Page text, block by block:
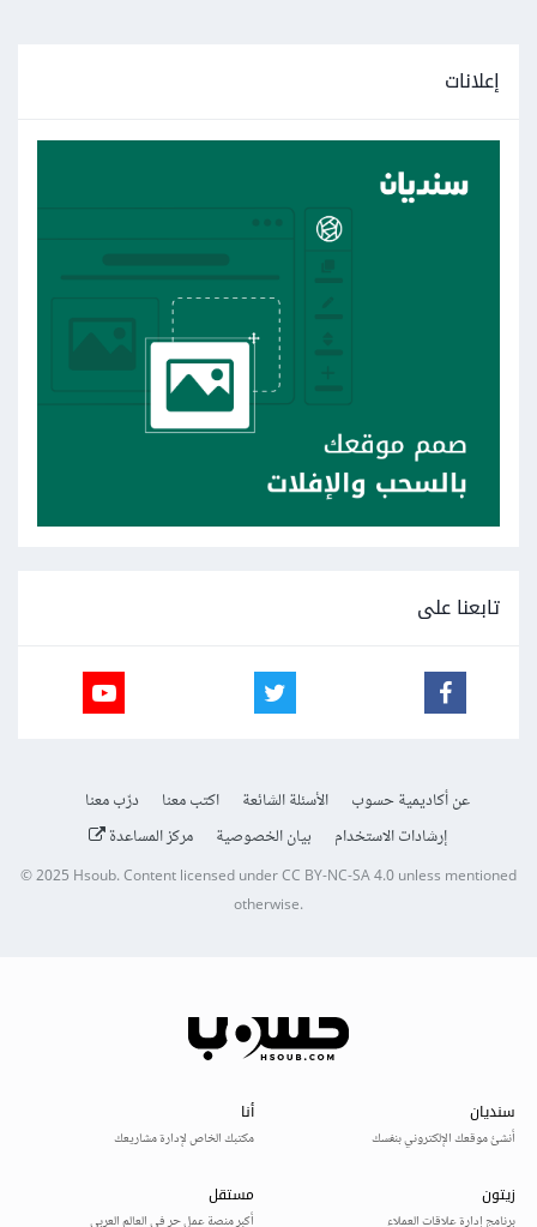
إعلانات
تابعنا على
عن أكاديمية حسوب الأسئلة الشائعة اكتب معنا
درّب معنا
إرشادات الاستخدام
بيان الخصوصية مركز المساعدة
© 2025Hsoub.Content licensed underCC BY-NC-SA 4.0unless mentioned
otherwise.